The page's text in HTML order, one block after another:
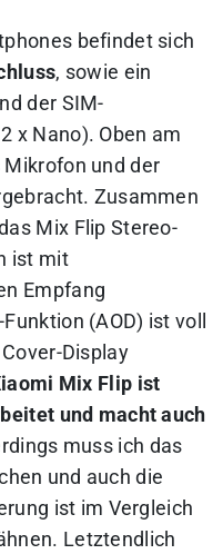
befindet sich
, sowie ein
der SIM-
x Nano). Oben am
und der
Zusammen
Mix Flip Stereo-
ist mit
Empfang
(AOD) ist voll
Display
Mix Flip ist
und macht auch
muss ich das
und auch die
ist im Vergleich
Letztendlich